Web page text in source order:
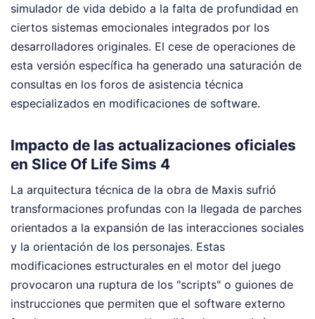
simulador de vida debido a la falta de profundidad en
ciertos sistemas emocionales integrados por los
desarrolladores originales. El cese de operaciones de
esta versión específica ha generado una saturación de
consultas en los foros de asistencia técnica
especializados en modificaciones de software.
Impacto de las actualizaciones oficiales
en Slice Of Life Sims 4
La arquitectura técnica de la obra de Maxis sufrió
transformaciones profundas con la llegada de parches
orientados a la expansión de las interacciones sociales
y la orientación de los personajes. Estas
modificaciones estructurales en el motor del juego
provocaron una ruptura de los "scripts" o guiones de
instrucciones que permiten que el software externo